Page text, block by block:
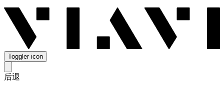
Toggler icon
后退